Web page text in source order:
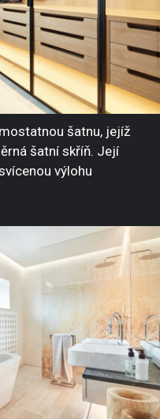
šatnu, jejíž
šatní skříň. Její
výlohu